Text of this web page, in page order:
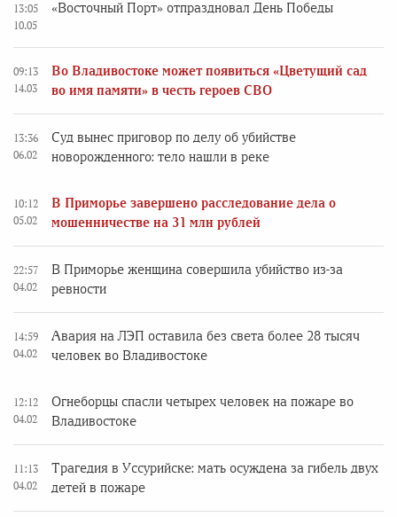
13:05
10.05
«Восточный Порт» отпраздновал День Победы
09:13
14.03
Во Владивостоке может появиться «Цветущий сад
во имя памяти» в честь героев СВО
13:36
06.02
Суд вынес приговор по делу об убийстве
новорожденного: тело нашли в реке
10:12
05.02
В Приморье завершено расследование дела о
мошенничестве на 31 млн рублей
22:57
04.02
В Приморье женщина совершила убийство из-за
ревности
14:59
04.02
Авария на ЛЭП оставила без света более 28 тысяч
человек во Владивостоке
12:12
04.02
Огнеборцы спасли четырех человек на пожаре во
Владивостоке
11:13
04.02
Трагедия в Уссурийске: мать осуждена за гибель двух
детей в пожаре